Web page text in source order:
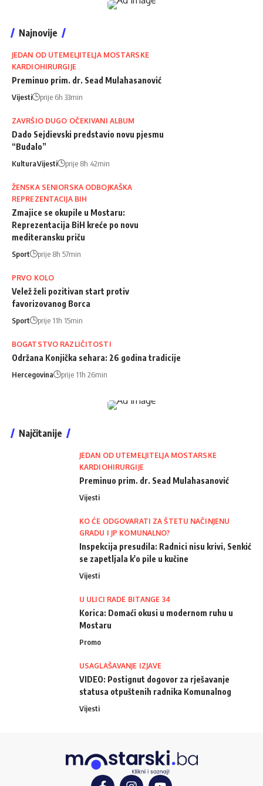
Najnovije
JEDAN OD UTEMELJITELJA MOSTARSKE
KARDIOHIRURGIJE
Preminuo prim. dr. Sead Mulahasanović
Vijesti prije 6h 33min
ZAVRŠIO DUGO OČEKIVANI ALBUM
Dado Sejdievski predstavio novu pjesmu
“Budalo”
KulturaVijesti prije 8h 42min
ŽENSKA SENIORSKA ODBOJKAŠKA
REPREZENTACIJA BIH
Zmajice se okupile u Mostaru:
Reprezentacija BiH kreće po novu
mediteransku priču
Sport prije 8h 57min
PRVO KOLO
Velež želi pozitivan start protiv
favorizovanog Borca
Sport prije 11h 15min
BOGATSTVO RAZLIČITOSTI
Održana Konjička sehara: 26 godina tradicije
Hercegovina prije 11h 26min
Najčitanije
JEDAN OD UTEMELJITELJA MOSTARSKE
KARDIOHIRURGIJE
Preminuo prim. dr. Sead Mulahasanović
Vijesti
KO ĆE ODGOVARATI ZA ŠTETU NAČINJENU
GRADU I JP KOMUNALNO?
Inspekcija presudila: Radnici nisu krivi, Senkić
se zapetljala k'o pile u kučine
Vijesti
U ULICI RADE BITANGE 34
Korica: Domaći okusi u modernom ruhu u
Mostaru
Promo
USAGLAŠAVANJE IZJAVE
VIDEO: Postignut dogovor za rješavanje
statusa otpuštenih radnika Komunalnog
Vijesti